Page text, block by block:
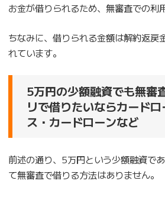
お金が借りられるため、無審査での利
ちなみに、借りられる金額は解約返戻
れています。
5万円の少額融資でも無審
リで借りたいならカード
ス・カードローンなど
前述の通り、5万円という少額融資で
て無審査で借りる方法はありません。